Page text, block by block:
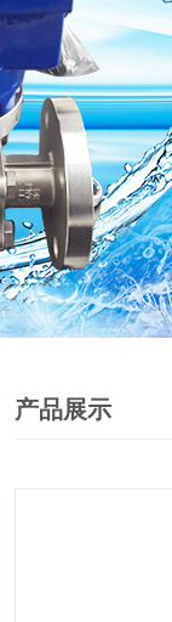
产品展示